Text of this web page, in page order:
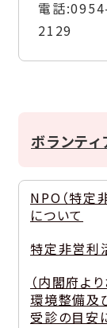
電話:
2129
ボランティ
NPO（特定
について
特定非営利
（内閣府よ
環境整備及
受診の目安